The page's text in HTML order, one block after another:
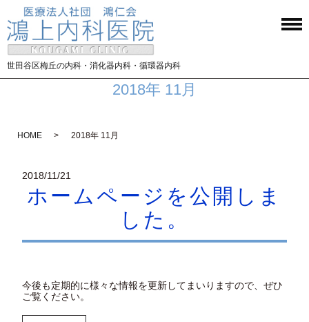
世田谷区梅丘の内科・消化器内科・循環器内科
2018年 11月
HOME 2018年 11月
2018/11/21
ホームページを公開しま
した。
今後も定期的に様々な情報を更新してまいりますので、ぜひ
ご覧ください。